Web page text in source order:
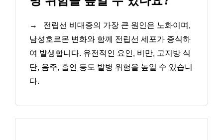
→
전립선 비대증의 가장 큰 원인은 노화이며,
남성호르몬 변화와 함께 전립선 세포가 증식하
여 발생합니다. 유전적인 요인, 비만, 고지방 식
단, 음주, 흡연 등도 발병 위험을 높일 수 있습니
다.